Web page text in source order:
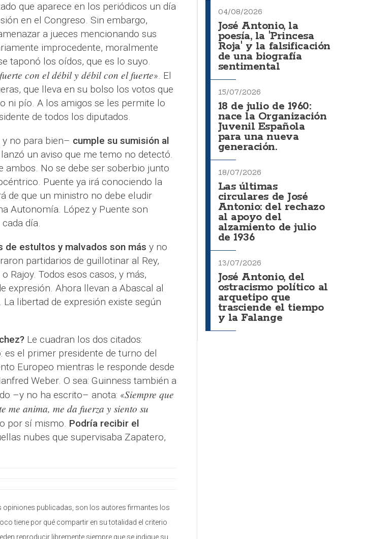
que aparece en los periódicos un día
en el Congreso. Sin embargo,
a jueces mencionando sus
improcedente, moralmente
taponó los oídos, que es lo suyo.
con el débil y débil con el fuerte». El
que lleva en su bolso los votos que
ni pío. A los amigos se les permite lo
de todos los diputados.
no para bien– cumple su sumisión al
un aviso que me temo no detectó.
ambos. No se debe ser soberbio junto
Puente ya irá conociendo la
de que un ministro no debe eludir
Autonomía. López y Puente son
día.
de estultos y malvados son más y no
partidarios de guillotinar al Rey,
Rajoy. Todos esos casos, y más,
expresión. Ahora llevan a Abascal al
libertad de expresión existe según
Le cuadran los dos citados:
el primer presidente de turno del
Europeo mientras le responde desde
Weber. O sea: Guinness también a
–y no ha escrito– anota: «Siempre que
anima, me da fuerza y siento su
por sí mismo. Podría recibir el
nubes que supervisaba Zapatero,
opiniones publicadas, son los autores firmantes los
tiene por qué compartir en su totalidad el criterio
reproducir libremente siempre que se indique su
04/08/2026
José Antonio, la
poesía, la 'Princesa
Roja' y la falsificación
de una biografía
sentimental
15/07/2026
18 de julio de 1960:
nace la Organización
Juvenil Española
para una nueva
generación.
18/07/2026
Las últimas
circulares de José
Antonio: del rechazo
al apoyo del
alzamiento de julio
de 1936
13/07/2026
José Antonio, del
ostracismo político al
arquetipo que
trasciende el tiempo
y la Falange